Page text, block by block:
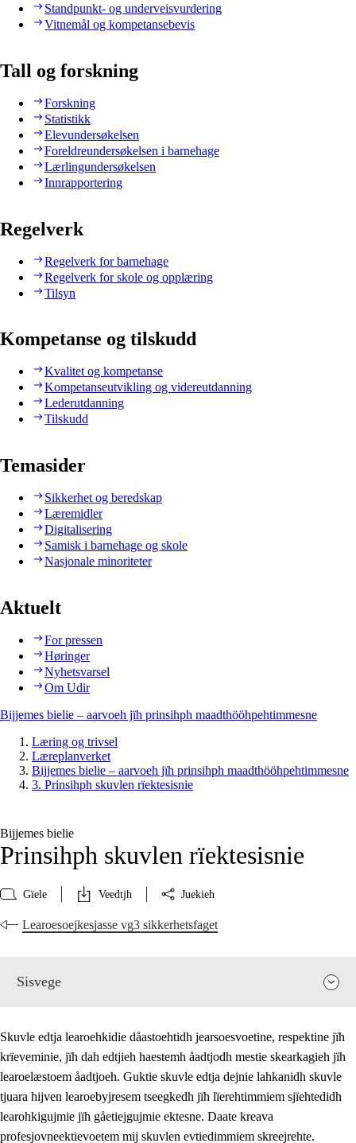
Standpunkt- og underveisvurdering
Vitnemål og kompetansebevis
Tall og forskning
Forskning
Statistikk
Elevundersøkelsen
Foreldreundersøkelsen i barnehage
Lærlingundersøkelsen
Innrapportering
Regelverk
Regelverk for barnehage
Regelverk for skole og opplæring
Tilsyn
Kompetanse og tilskudd
Kvalitet og kompetanse
Kompetanseutvikling og videreutdanning
Lederutdanning
Tilskudd
Temasider
Sikkerhet og beredskap
Læremidler
Digitalisering
Samisk i barnehage og skole
Nasjonale minoriteter
Aktuelt
For pressen
Høringer
Nyhetsvarsel
Om Udir
Bijjemes bielie – aarvoeh jïh prinsihph maadthööhpehtimmesne
Læring og trivsel
Læreplanverket
Bijjemes bielie – aarvoeh jïh prinsihph maadthööhpehtimmesne
3. Prinsihph skuvlen rïektesisnie
Bijjemes bielie
Prinsihph skuvlen rïektesisnie
Gïele Veedtjh Juekieh
Learoesoejkesjasse vg3 sikkerhetsfaget
Sisvege
Skuvle edtja learoehkidie dåastoehtidh jearsoesvoetine, respektine jïh
krïeveminie, jïh dah edtjieh haestemh åadtjodh mestie skearkagieh jïh
learoelæstoem åadtjoeh. Guktie skuvle edtja dejnie lahkanidh skuvle
tjuara hijven learoebyjresem tseegkedh jïh lïerehtimmiem sjïehtedidh
learohkigujmie jïh gåetiejgujmie ektesne. Daate kreava
profesjovneektievoetem mij skuvlen evtiedimmiem skreejrehte.